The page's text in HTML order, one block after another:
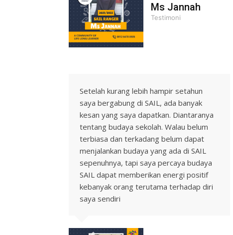
Ms Jannah
Testimoni
Setelah kurang lebih hampir setahun
saya bergabung di SAIL, ada banyak
kesan yang saya dapatkan. Diantaranya
tentang budaya sekolah. Walau belum
terbiasa dan terkadang belum dapat
menjalankan budaya yang ada di SAIL
sepenuhnya, tapi saya percaya budaya
SAIL dapat memberikan energi positif
kebanyak orang terutama terhadap diri
saya sendiri